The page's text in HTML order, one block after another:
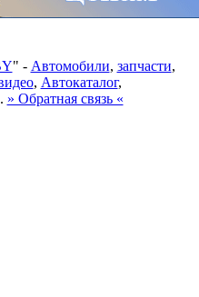
" - Автомобили, запчасти,
, Автокаталог,
» Обратная связь «